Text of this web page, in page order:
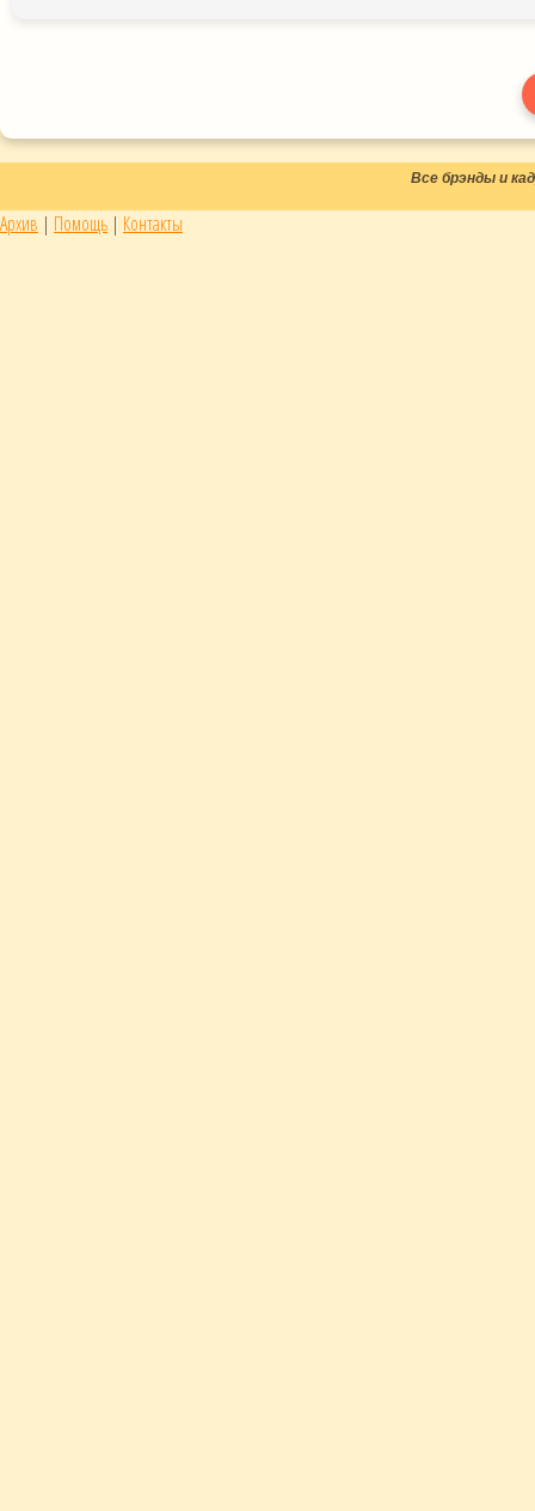
Все брэнды и
Архив | Помощь | Контакты